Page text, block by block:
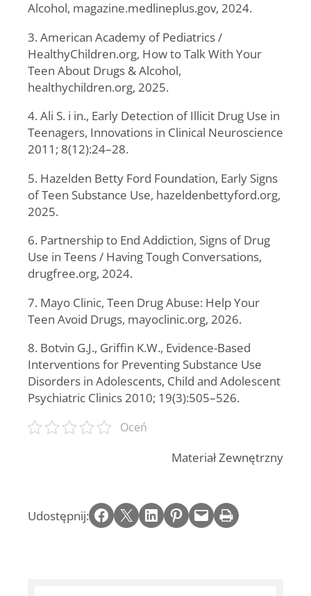
Alcohol, magazine.medlineplus.gov, 2024.
3. American Academy of Pediatrics /
HealthyChildren.org, How to Talk With Your
Teen About Drugs & Alcohol,
healthychildren.org, 2025.
4. Ali S. i in., Early Detection of Illicit Drug Use in
Teenagers, Innovations in Clinical Neuroscience
2011; 8(12):24–28.
5. Hazelden Betty Ford Foundation, Early Signs
of Teen Substance Use, hazeldenbettyford.org,
2025.
6. Partnership to End Addiction, Signs of Drug
Use in Teens / Having Tough Conversations,
drugfree.org, 2024.
7. Mayo Clinic, Teen Drug Abuse: Help Your
Teen Avoid Drugs, mayoclinic.org, 2026.
8. Botvin G.J., Griffin K.W., Evidence-Based
Interventions for Preventing Substance Use
Disorders in Adolescents, Child and Adolescent
Psychiatric Clinics 2010; 19(3):505–526.
Oceń
Materiał Zewnętrzny
Udostępnij: Share on Facebook Email this Page Share on LinkedIn Share on Pinterest Email this Page Print this Page